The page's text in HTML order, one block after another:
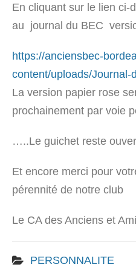
En cliquant sur le lien
au journal du BEC
https://anciensbec-
content/uploads/Journal-
La version papier rose
prochainement par voie
…..Le guichet reste
Et encore merci pour
pérennité de notre club
Le CA des Anciens et
PERSONNALITE